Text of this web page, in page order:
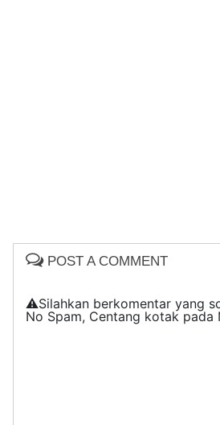
POST A COMMENT
⚠️Silahkan berkomentar yang
No Spam, Centang kotak pada